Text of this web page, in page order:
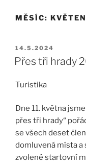
MĚSÍC:
PUBLIKOVÁNO
14.5.2024
Přes tři hrady
Turistika
Dne 11. května
přes tři hrady“
se všech deset
domluvená místa a
zvolené startovní